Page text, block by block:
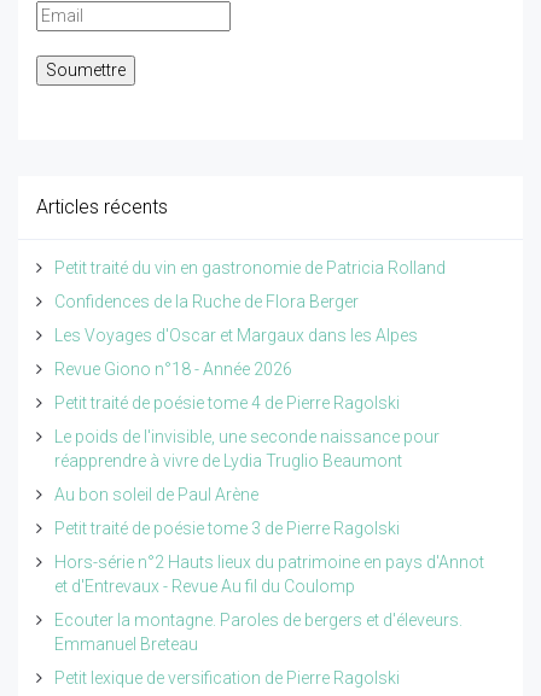
Articles récents
Petit traité du vin en gastronomie de Patricia Rolland
Confidences de la Ruche de Flora Berger
Les Voyages d'Oscar et Margaux dans les Alpes
Revue Giono n°18 - Année 2026
Petit traité de poésie tome 4 de Pierre Ragolski
Le poids de l'invisible, une seconde naissance pour
réapprendre à vivre de Lydia Truglio Beaumont
Au bon soleil de Paul Arène
Petit traité de poésie tome 3 de Pierre Ragolski
Hors-série n°2 Hauts lieux du patrimoine en pays d'Annot
et d'Entrevaux - Revue Au fil du Coulomp
Ecouter la montagne. Paroles de bergers et d'éleveurs.
Emmanuel Breteau
Petit lexique de versification de Pierre Ragolski